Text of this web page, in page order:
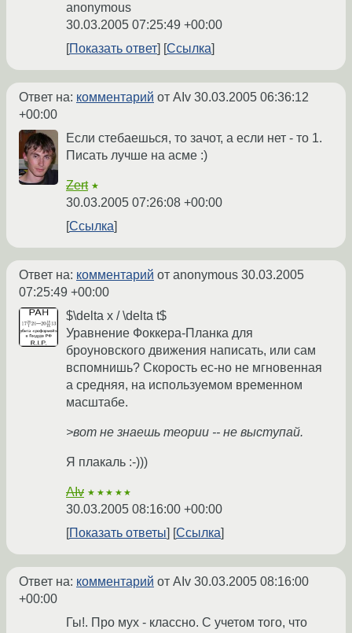
anonymous
30.03.2005 07:25:49 +00:00
Показать ответ
Ссылка
Ответ на: комментарий от AIv 30.03.2005 06:36:12
+00:00
Если стебаешься, то зачот, а если нет - то 1.
Писать лучше на асме :)
Zert ★
30.03.2005 07:26:08 +00:00
Ссылка
Ответ на: комментарий от anonymous 30.03.2005
07:25:49 +00:00
$\delta x / \delta t$
Уравнение Фоккера-Планка для
броуновского движения написать, или сам
вспомнишь? Скорость ес-но не мгновенная
а средняя, на используемом временном
масштабе.
>вот не знаешь теории -- не выступай.
Я плакаль :-)))
AIv ★★★★★
30.03.2005 08:16:00 +00:00
Показать ответы
Ссылка
Ответ на: комментарий от AIv 30.03.2005 08:16:00
+00:00
Гы!. Про мух - классно. С учетом того, что